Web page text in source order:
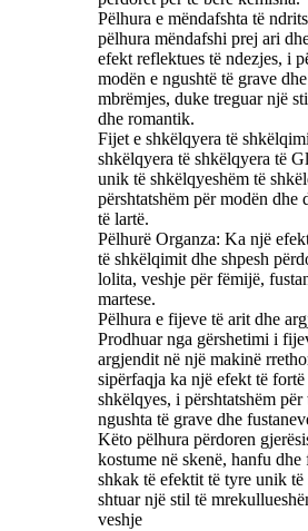
Pëlhura e mëndafshta të
pëlhura mëndafshi prej ari
efekt reflektues të ndezjes, i
modën e ngushtë të grave
mbrëmjes, duke treguar një
dhe romantik. ‌
Fijet e shkëlqyera të
shkëlqyera të shkëlqyera të
unik të shkëlqyeshëm të
përshtatshëm për modën
të lartë. ‌
Pëlhurë Organza: Ka një
të shkëlqimit dhe shpesh
lolita, veshje për fëmijë,
martese. ‌
Pëlhura e fijeve të arit dhe
Prodhuar nga gërshetimi i
argjendit në një makinë
sipërfaqja ka një efekt të
shkëlqyes, i përshtatshëm për
ngushta të grave dhe
Këto pëlhura përdoren
kostume në skenë, hanfu dhe
shkak të efektit të tyre unik
shtuar një stil të
veshje